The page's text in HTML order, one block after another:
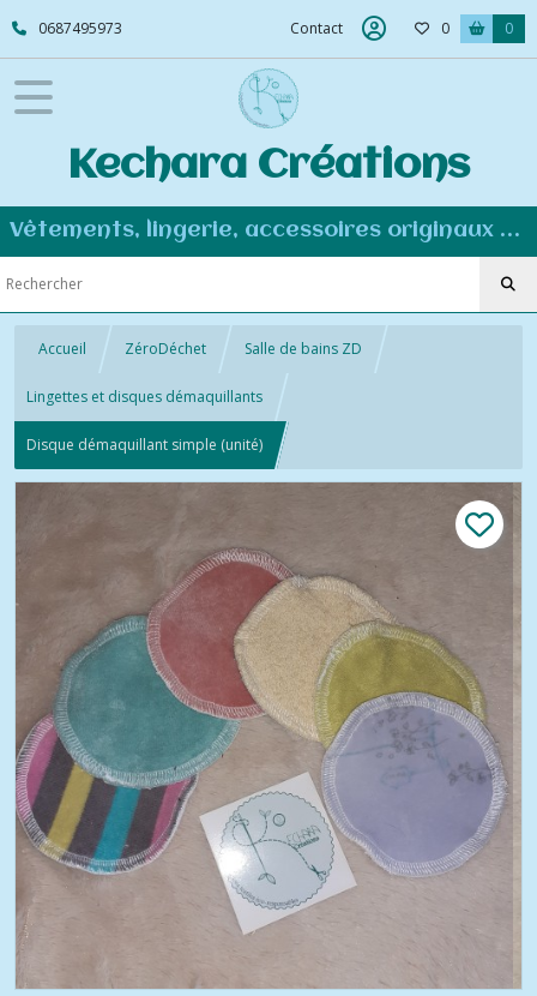
0687495973 Contact 0 0
Kechara Créations
Vêtements, lingerie, accessoires originaux et personnalisés - Couture éco-responsable
Accueil ZéroDéchet Salle de bains ZD
Lingettes et disques démaquillants
Disque démaquillant simple (unité)